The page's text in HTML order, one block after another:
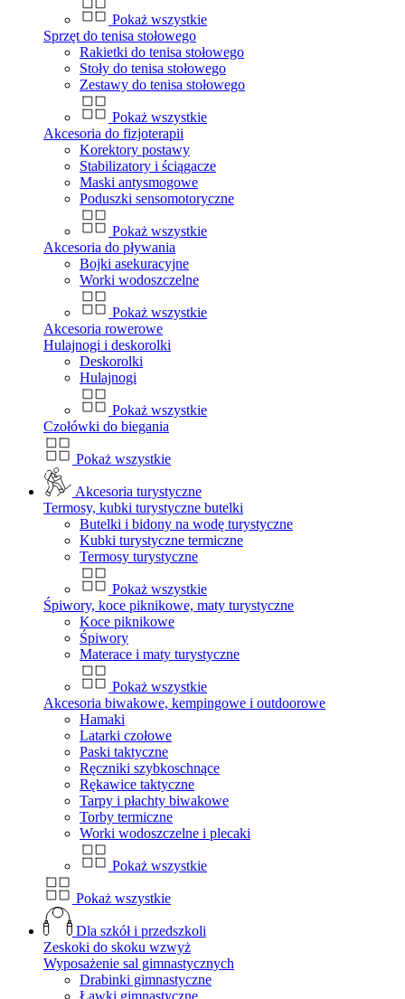
Pokaż wszystkie
Sprzęt do tenisa stołowego
Rakietki do tenisa stołowego
Stoły do tenisa stołowego
Zestawy do tenisa stołowego
Pokaż wszystkie
Akcesoria do fizjoterapii
Korektory postawy
Stabilizatory i ściągacze
Maski antysmogowe
Poduszki sensomotoryczne
Pokaż wszystkie
Akcesoria do pływania
Bojki asekuracyjne
Worki wodoszczelne
Pokaż wszystkie
Akcesoria rowerowe
Hulajnogi i deskorolki
Deskorolki
Hulajnogi
Pokaż wszystkie
Czołówki do biegania
Pokaż wszystkie
Akcesoria turystyczne
Termosy, kubki turystyczne butelki
Butelki i bidony na wodę turystyczne
Kubki turystyczne termiczne
Termosy turystyczne
Pokaż wszystkie
Śpiwory, koce piknikowe, maty turystyczne
Koce piknikowe
Śpiwory
Materace i maty turystyczne
Pokaż wszystkie
Akcesoria biwakowe, kempingowe i outdoorowe
Hamaki
Latarki czołowe
Paski taktyczne
Ręczniki szybkoschnące
Rękawice taktyczne
Tarpy i płachty biwakowe
Torby termiczne
Worki wodoszczelne i plecaki
Pokaż wszystkie
Pokaż wszystkie
Dla szkół i przedszkoli
Zeskoki do skoku wzwyż
Wyposażenie sal gimnastycznych
Drabinki gimnastyczne
Ławki gimnastyczne